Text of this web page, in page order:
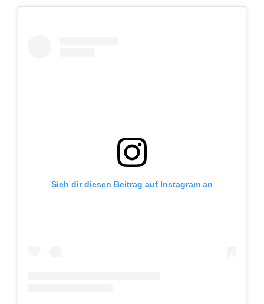
Sieh dir diesen Beitrag auf Instagram an